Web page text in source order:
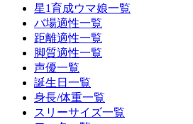
星1育成ウマ娘一覧
バ場適性一覧
距離適性一覧
脚質適性一覧
声優一覧
誕生日一覧
身長/体重一覧
スリーサイズ一覧